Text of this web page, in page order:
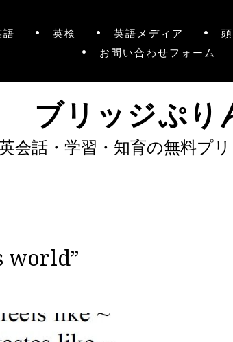
語 英検 英語メディア
お問い合わせフォーム
ブリッジぷり
会話・学習・知育の無料プ
world”